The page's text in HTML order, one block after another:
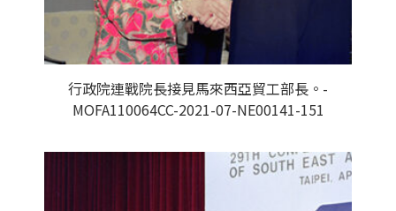
行政院連戰院長接見馬來西亞貿工部長。-
MOFA110064CC-2021-07-NE00141-151